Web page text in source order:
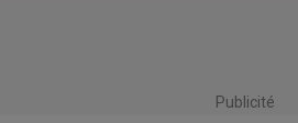
Publicité